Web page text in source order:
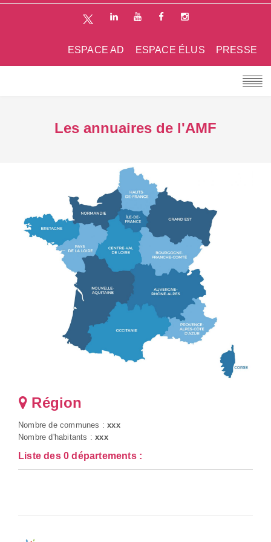
PRESSE
ESPACE ÉLUS
ESPACE AD
Les annuaires de l'AMF
Région
Nombre de communes :xxx
Nombre d'habitants :xxx
Liste des 0 départements :